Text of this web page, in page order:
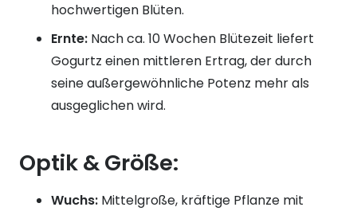
hochwertigen Blüten.
Ernte: Nach ca. 10 Wochen Blütezeit liefert
Gogurtz einen mittleren Ertrag, der durch
seine außergewöhnliche Potenz mehr als
ausgeglichen wird.
Optik & Größe:
Wuchs: Mittelgroße, kräftige Pflanze mit